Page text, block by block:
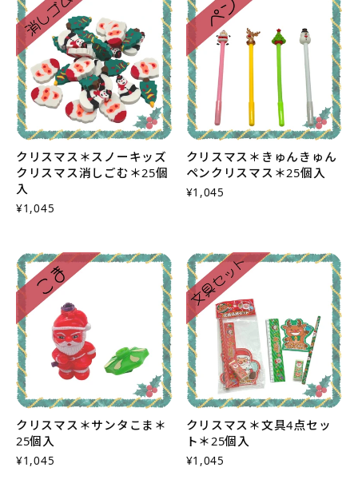
クリスマス＊スノーキッズ
クリスマス消しごむ＊25個
入
¥1,045
クリスマス＊きゅんきゅん
ペンクリスマス＊25個入
¥1,045
クリスマス＊サンタこま＊
25個入
¥1,045
クリスマス＊文具4点セッ
ト＊25個入
¥1,045